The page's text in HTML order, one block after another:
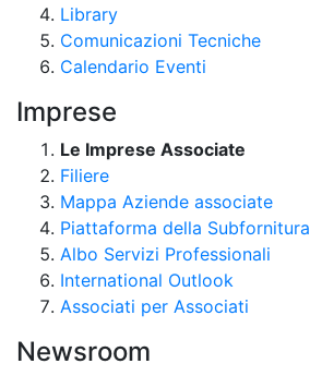
Library
Comunicazioni Tecniche
Calendario Eventi
Imprese
Le Imprese Associate
Filiere
Mappa Aziende associate
Piattaforma della Subfornitura
Albo Servizi Professionali
International Outlook
Associati per Associati
Newsroom